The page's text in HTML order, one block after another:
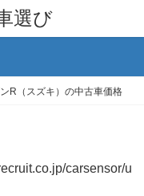
選び
R（スズキ）の中古車価格
carsensor/u